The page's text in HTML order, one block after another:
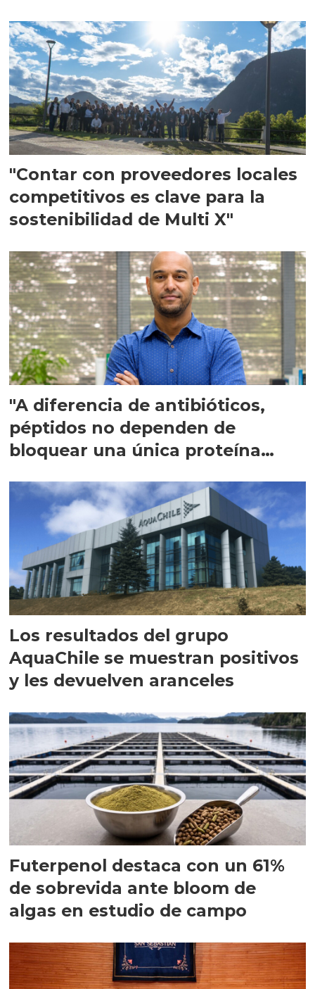
"Contar con proveedores locales
competitivos es clave para la
sostenibilidad de Multi X"
"A diferencia de antibióticos,
péptidos no dependen de
bloquear una única proteína
Los resultados del grupo
AquaChile se muestran positivos
y les devuelven aranceles
Futerpenol destaca con un 61%
de sobrevida ante bloom de
algas en estudio de campo